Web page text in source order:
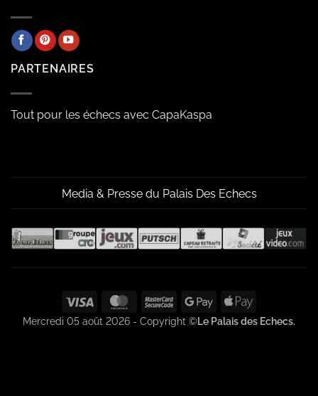
PARTENAIRES
Tout pour les échecs avec CapaKaspa
Media & Presse du Palais Des Echecs
Visa MasterCardMasterCard
2
Google
Pay
Apple
Pay
Mercredi 05 août 2026 - Copyright ©Le Palais des Echecs.